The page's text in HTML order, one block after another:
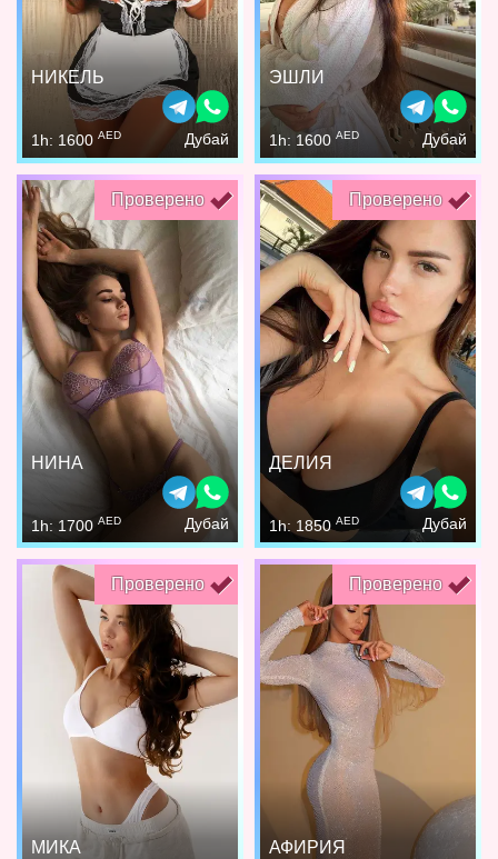
НИКЕЛЬ
1h: 1600 AED Дубай
ЭШЛИ
1h: 1600 AED Дубай
Проверено
НИНА
1h: 1700 AED Дубай
Проверено
ДЕЛИЯ
1h: 1850 AED Дубай
Проверено
МИКА
Проверено
АФИРИЯ